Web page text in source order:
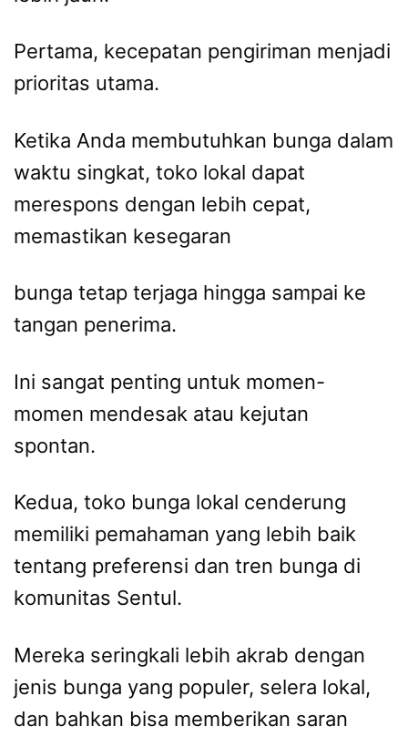
Pertama, kecepatan pengiriman menjadi
prioritas utama.
Ketika Anda membutuhkan bunga dalam
waktu singkat, toko lokal dapat
merespons dengan lebih cepat,
memastikan kesegaran
bunga tetap terjaga hingga sampai ke
tangan penerima.
Ini sangat penting untuk momen-
momen mendesak atau kejutan
spontan.
Kedua, toko bunga lokal cenderung
memiliki pemahaman yang lebih baik
tentang preferensi dan tren bunga di
komunitas Sentul.
Mereka seringkali lebih akrab dengan
jenis bunga yang populer, selera lokal,
dan bahkan bisa memberikan saran